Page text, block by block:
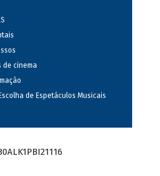
de cinema
de Espetáculos Musicais